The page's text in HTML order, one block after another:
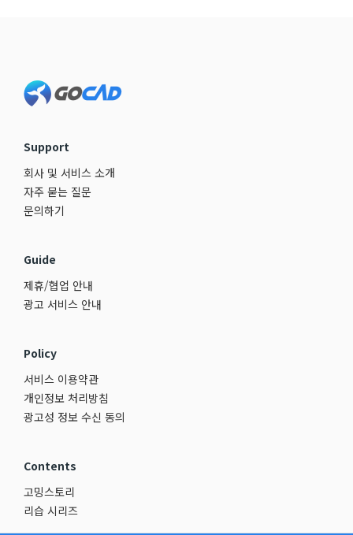
Support
회사 및 서비스 소개
자주 묻는 질문
문의하기
Guide
제휴/협업 안내
광고 서비스 안내
Policy
서비스 이용약관
개인정보 처리방침
광고성 정보 수신 동의
Contents
고밍스토리
리습 시리즈